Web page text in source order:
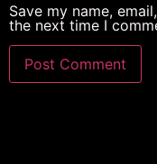
Save my name,
the next time I